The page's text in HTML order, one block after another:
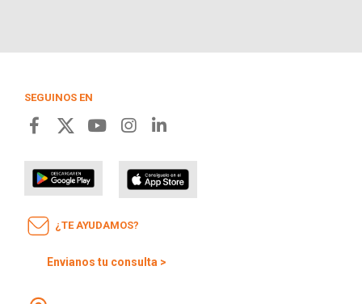
SEGUINOS EN
¿TE AYUDAMOS?
Envianos tu consulta >